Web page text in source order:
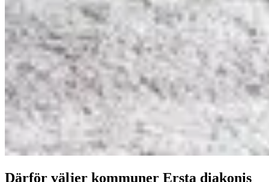
Därför väljer kommuner Ersta diakonis